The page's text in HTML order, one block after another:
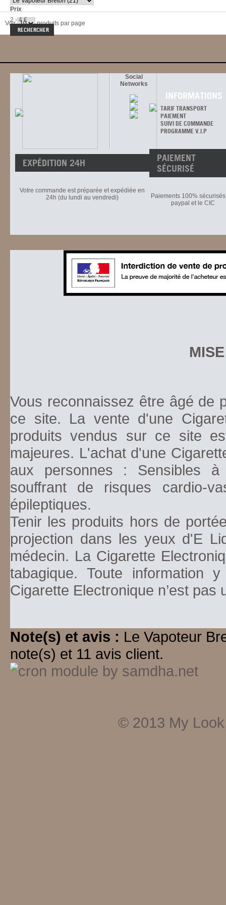
Prix
2 - 4 €
Voir produits par page
Social
Networks
INFORMATIONS
TARIF TRANSPORT
PAIEMENT
SUIVI DE COMMANDE
PROGRAMME V.I.P
EXPÉDITION 24H
Votre commande est préparée et expédiée en
24h (du lundi au vendredi)
PAIEMENT
SÉCURISÉ
Paiements 100%
paypal et le CIC
Vous reconnaissez être âgé de
ce site. La vente d'une
produits vendus sur ce site
majeures. L'achat d'une
aux personnes : Sensibles
souffrant de risques cardio-
épileptiques.
Tenir les produits hors de
projection dans les yeux d'E
médecin. La Cigarette
tabagique. Toute information
Cigarette Electronique n’est pas
Note(s) et avis : Le Vapoteur
note(s) et 11 avis client.
© 2013 My Look